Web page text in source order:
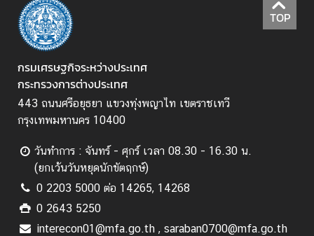
ป
ร
ะ
ก
า
ศ
ล
ะ
อื่
น
ๆ
TOP
กรมเศรษฐกิจระหว่างประเทศ
กระทรวงการต่างประเทศ
443 ถนนศรีอยุธยา แขวงทุ่งพญาไท เขตราชเทวี
กรุงเทพมหานคร 10400
วันทำการ : จันทร์ - ศุกร์ เวลา 08.30 - 16.30 น.
(ยกเว้นวันหยุดนักขัตฤกษ์)
0 2203 5000 ต่อ 14265, 14268
0 2643 5250
interecon01@mfa.go.th , saraban0700@mfa.go.th